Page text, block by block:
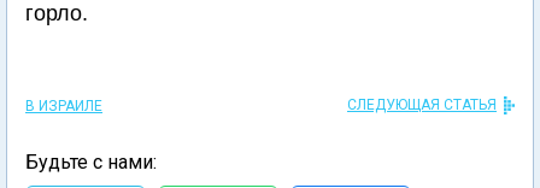
горло.
В ИЗРАИЛЕ СЛЕДУЮЩАЯ СТАТЬЯ
Будьте с нами: